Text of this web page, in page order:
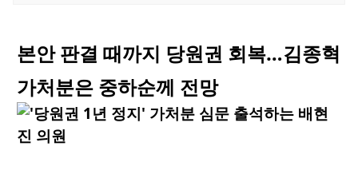
본안 판결 때까지 당원권 회복…김종혁
가처분은 중하순께 전망